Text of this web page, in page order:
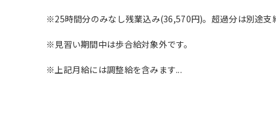
※25時間分のみなし残業込み(36,570円)。超過分は別途支
※見習い期間中は歩合給対象外です。
※上記月給には調整給を含みます...